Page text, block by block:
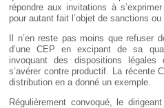
répondre aux invitations à
pour autant fait l’objet de sanctions
Il n’en reste pas moins que refuser
d’une CEP en excipant de sa
invoquant des dispositions
s’avérer contre productif. La récente
distribution en a donné un exemple.
Régulièrement convoqué, le